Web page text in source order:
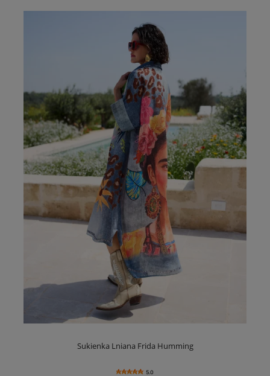
Sukienka Lniana Frida Humming
5.0